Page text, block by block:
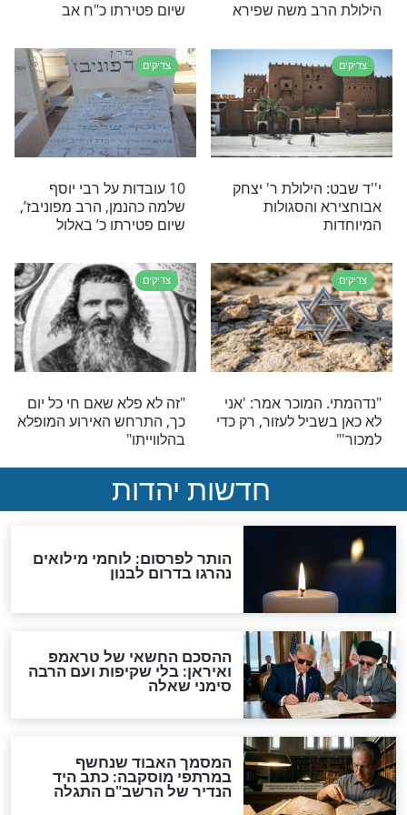
על המקובל
חיים משה בן רבי
מנדל זצ"ל
המהר"ם שפירא מלובלין:
צדיק מעולם לא מרים ידיים
ועוצמת
מהרבנית
צדיקים
יום פטירת הקדוש בשבת
הקרובה: רבי יונתן בן עוזיאל,
גדול תלמידיו של הלל הזקן
את הסגולה: יום
צדיקים
צדיקים